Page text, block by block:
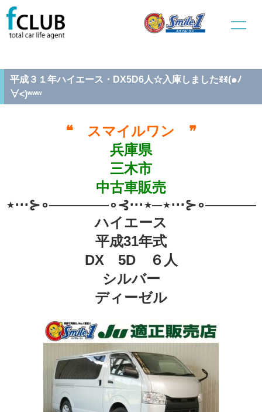
ホーム
平成３１年ハイエース・DX5D6人☆入庫しましたꉂꉂ(๑ﾉ∀˂)ʷʷʷ
平成３１年ハイエース・DX5D6人☆入庫しましたꉂꉂ(๑ﾉ
∀˂)ʷʷʷ
❝ スマイルワン ❞
兵庫県
三木市
中古車販売
ハイエース
平成31年式
DX 5D ６人
シルバー
ディーゼル